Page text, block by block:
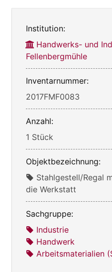
Institution:
Handwerks- und
Fellenbergmühle
Inventarnummer:
2017FMF0083
Anzahl:
1 Stück
Objektbezeichnung:
Stahlgestell/Regal
die Werkstatt
Sachgruppe:
Industrie
Handwerk
Arbeitsmaterialien